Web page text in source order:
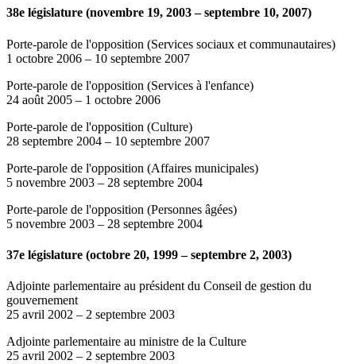
38e législature (novembre 19, 2003 – septembre 10, 2007)
Porte-parole de l'opposition (Services sociaux et communautaires)
1 octobre 2006 – 10 septembre 2007
Porte-parole de l'opposition (Services à l'enfance)
24 août 2005 – 1 octobre 2006
Porte-parole de l'opposition (Culture)
28 septembre 2004 – 10 septembre 2007
Porte-parole de l'opposition (Affaires municipales)
5 novembre 2003 – 28 septembre 2004
Porte-parole de l'opposition (Personnes âgées)
5 novembre 2003 – 28 septembre 2004
37e législature (octobre 20, 1999 – septembre 2, 2003)
Adjointe parlementaire au président du Conseil de gestion du
gouvernement
25 avril 2002 – 2 septembre 2003
Adjointe parlementaire au ministre de la Culture
25 avril 2002 – 2 septembre 2003